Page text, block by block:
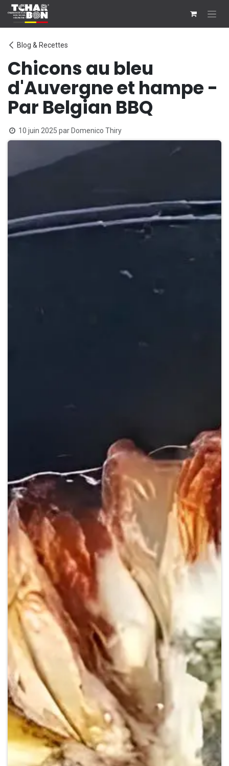
Se rendre au contenu
Blog & Recettes
Chicons au bleu
d'Auvergne et hampe -
Par Belgian BBQ
10 juin 2025 par Domenico Thiry